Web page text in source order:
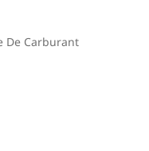
De Carburant